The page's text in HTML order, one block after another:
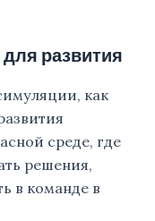
развития
как
среде, где
решения,
в команде в